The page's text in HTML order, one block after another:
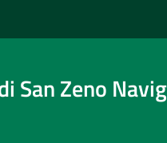
San Zeno